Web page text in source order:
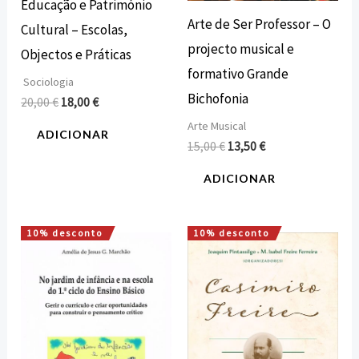
Educação e Património
Cultural – Escolas,
Objectos e Práticas
Sociologia
20,00€ 18,00€
ADICIONAR
Arte de Ser Professor – O
projecto musical e
formativo Grande
Bichofonia
Arte Musical
15,00€ 13,50€
ADICIONAR
10% desconto
O
preço
era:
20,00 €.
O
preço
é:
18,00 €.
10% desconto
O
preço
era:
O
preço
é:
14,40 €.